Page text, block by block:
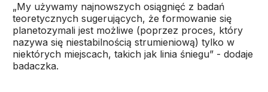
„My używamy najnowszych osiągnięć z badań
teoretycznych sugerujących, że formowanie się
planetozymali jest możliwe (poprzez proces, który
nazywa się niestabilnością strumieniową) tylko w
niektórych miejscach, takich jak linia śniegu” - dodaje
badaczka.